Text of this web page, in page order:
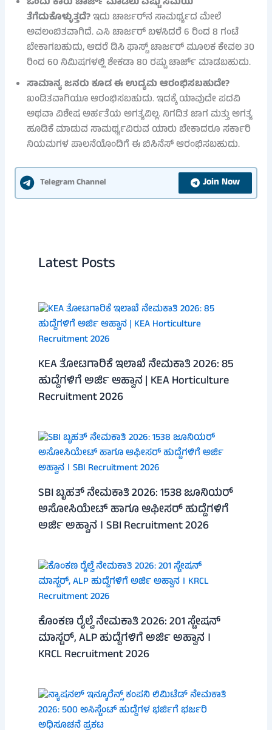
ತೆಗೆದುಕೊಳ್ಳುತ್ತದೆ?ಇದು ಚಾರ್ಜರ್‌ನ ಸಾಮರ್ಥ್ಯದ ಮೇಲೆ
ಅವಲಂಬಿತವಾಗಿದೆ. ಎಸಿ ಚಾರ್ಜರ್ ಬಳಸಿದರೆ 6 ರಿಂದ 8 ಗಂಟೆ
ಬೇಕಾಗಬಹುದು, ಆದರೆ ಡಿಸಿ ಫಾಸ್ಟ್ ಚಾರ್ಜರ್ ಮೂಲಕ ಕೇವಲ 30
ರಿಂದ 60 ನಿಮಿಷಗಳಲ್ಲಿ ಶೇಕಡಾ 80 ರಷ್ಟು ಚಾರ್ಜ್ ಮಾಡಬಹುದು.
ಸಾಮಾನ್ಯ ಜನರು ಕೂಡ ಈ ಉದ್ಯಮ ಆರಂಭಿಸಬಹುದೇ?
ಖಂಡಿತವಾಗಿಯೂ ಆರಂಭಿಸಬಹುದು. ಇದಕ್ಕೆ ಯಾವುದೇ ಪದವಿ
ಅಥವಾ ವಿಶೇಷ ಅರ್ಹತೆಯ ಅಗತ್ಯವಿಲ್ಲ. ನಿಗದಿತ ಜಾಗ ಮತ್ತು ಅಗತ್ಯ
ಹೂಡಿಕೆ ಮಾಡುವ ಸಾಮರ್ಥ್ಯವಿರುವ ಯಾರು ಬೇಕಾದರೂ ಸರ್ಕಾರಿ
ನಿಯಮಗಳ ಪಾಲನೆಯೊಂದಿಗೆ ಈ ಬಿಸಿನೆಸ್ ಆರಂಭಿಸಬಹುದು.
Telegram Channel Join Now
Latest Posts
KEA ತೋಟಗಾರಿಕೆ ಇಲಾಖೆ ನೇಮಕಾತಿ 2026: 85
ಹುದ್ದೆಗಳಿಗೆ ಅರ್ಜಿ ಆಹ್ವಾನ | KEA Horticulture
Recruitment 2026
SBI ಬೃಹತ್ ನೇಮಕಾತಿ 2026: 1538 ಜೂನಿಯರ್
ಅಸೋಸಿಯೇಟ್ ಹಾಗೂ ಆಫೀಸರ್ ಹುದ್ದೆಗಳಿಗೆ
ಅರ್ಜಿ ಅಹ್ವಾನ । SBI Recruitment 2026
ಕೊಂಕಣ ರೈಲ್ವೆ ನೇಮಕಾತಿ 2026: 201 ಸ್ಟೇಷನ್
ಮಾಸ್ಟರ್, ALP ಹುದ್ದೆಗಳಿಗೆ ಅರ್ಜಿ ಅಹ್ವಾನ ।
KRCL Recruitment 2026